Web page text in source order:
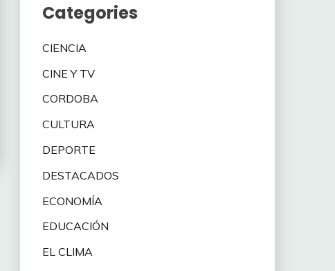
Categories
CIENCIA
CINE Y TV
CORDOBA
CULTURA
DEPORTE
DESTACADOS
ECONOMÍA
EDUCACIÓN
EL CLIMA